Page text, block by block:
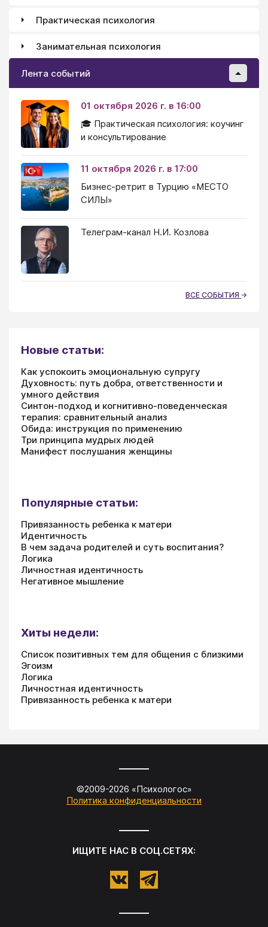
Практическая психология
Занимательная психология
Лента событий
01 октября 2026 г. в 16:00
🎓 Практическая психология: коучинг
и консультирование
11 октября 2026 г. в 17:00
Бизнес-ретрит в Турцию «МЕСТО
СИЛЫ»
Телеграм-канал Н.И. Козлова
ВСЕ СОБЫТИЯ
Новые статьи:
Как успокоить эмоциональную супругу
Духовность: путь добра, ответственности и
умного действия
Синтон-подход и когнитивно-поведенческая
терапия: сравнительный анализ
Обида: инструкция по применению
Три принципа мудрых людей
Манифест послушания женщины
Популярные статьи:
Привязанность ребенка к матери
Идентичность
В чем задача родителей и суть воспитания?
Логика
Личностная идентичность
Негативное мышление
Хиты недели:
Список позитивных тем для общения с близкими
Эгоизм
Логика
Личностная идентичность
Привязанность ребенка к матери
©2009-2026 «Психологос»
Политика конфиденциальности
ИЩИТЕ НАС В СОЦ.СЕТЯХ: